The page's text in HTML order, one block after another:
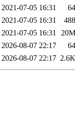
2021-07-05 16:31
64
2021-07-05 16:31
488
2021-07-05 16:31
20M
2026-08-07 22:17
64
2026-08-07 22:17 2.6K